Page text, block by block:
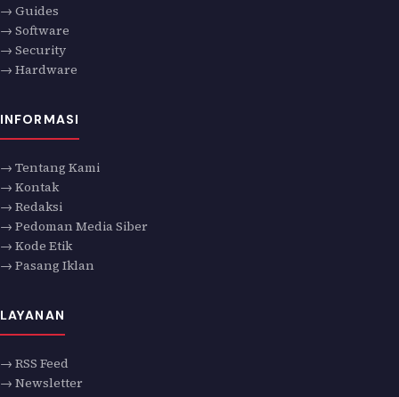
→ Guides
→ Software
→ Security
→ Hardware
INFORMASI
→ Tentang Kami
→ Kontak
→ Redaksi
→ Pedoman Media Siber
→ Kode Etik
→ Pasang Iklan
LAYANAN
→ RSS Feed
→ Newsletter